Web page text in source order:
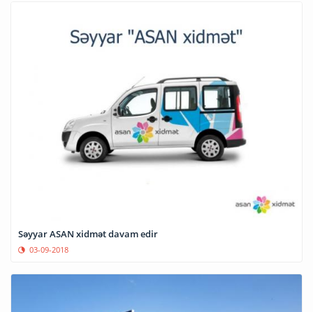
Səyyar ASAN xidmət davam edir
03-09-2018